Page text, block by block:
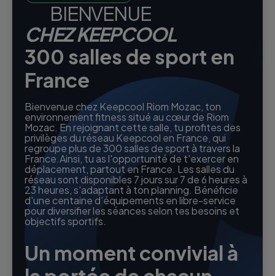
BIENVENUE
CHEZ KEEPCOOL
300 salles de sport en
France
Bienvenue chez Keepcool Riom Mozac, ton
environnement fitness situé au cœur de Riom
Mozac. En rejoignant cette salle, tu profites des
privilèges du réseau Keepcool en France, qui
regroupe plus de 300 salles de sport à travers la
France.Ainsi, tu as l'opportunité de t'exercer en
déplacement, partout en France. Les salles du
réseau sont disponibles 7 jours sur 7 de 6 heures à
23 heures, s'adaptant à ton planning. Bénéficie
d'une centaine d’équipements en libre-service
pour diversifier les séances selon tes besoins et
objectifs sportifs.
Un moment convivial à